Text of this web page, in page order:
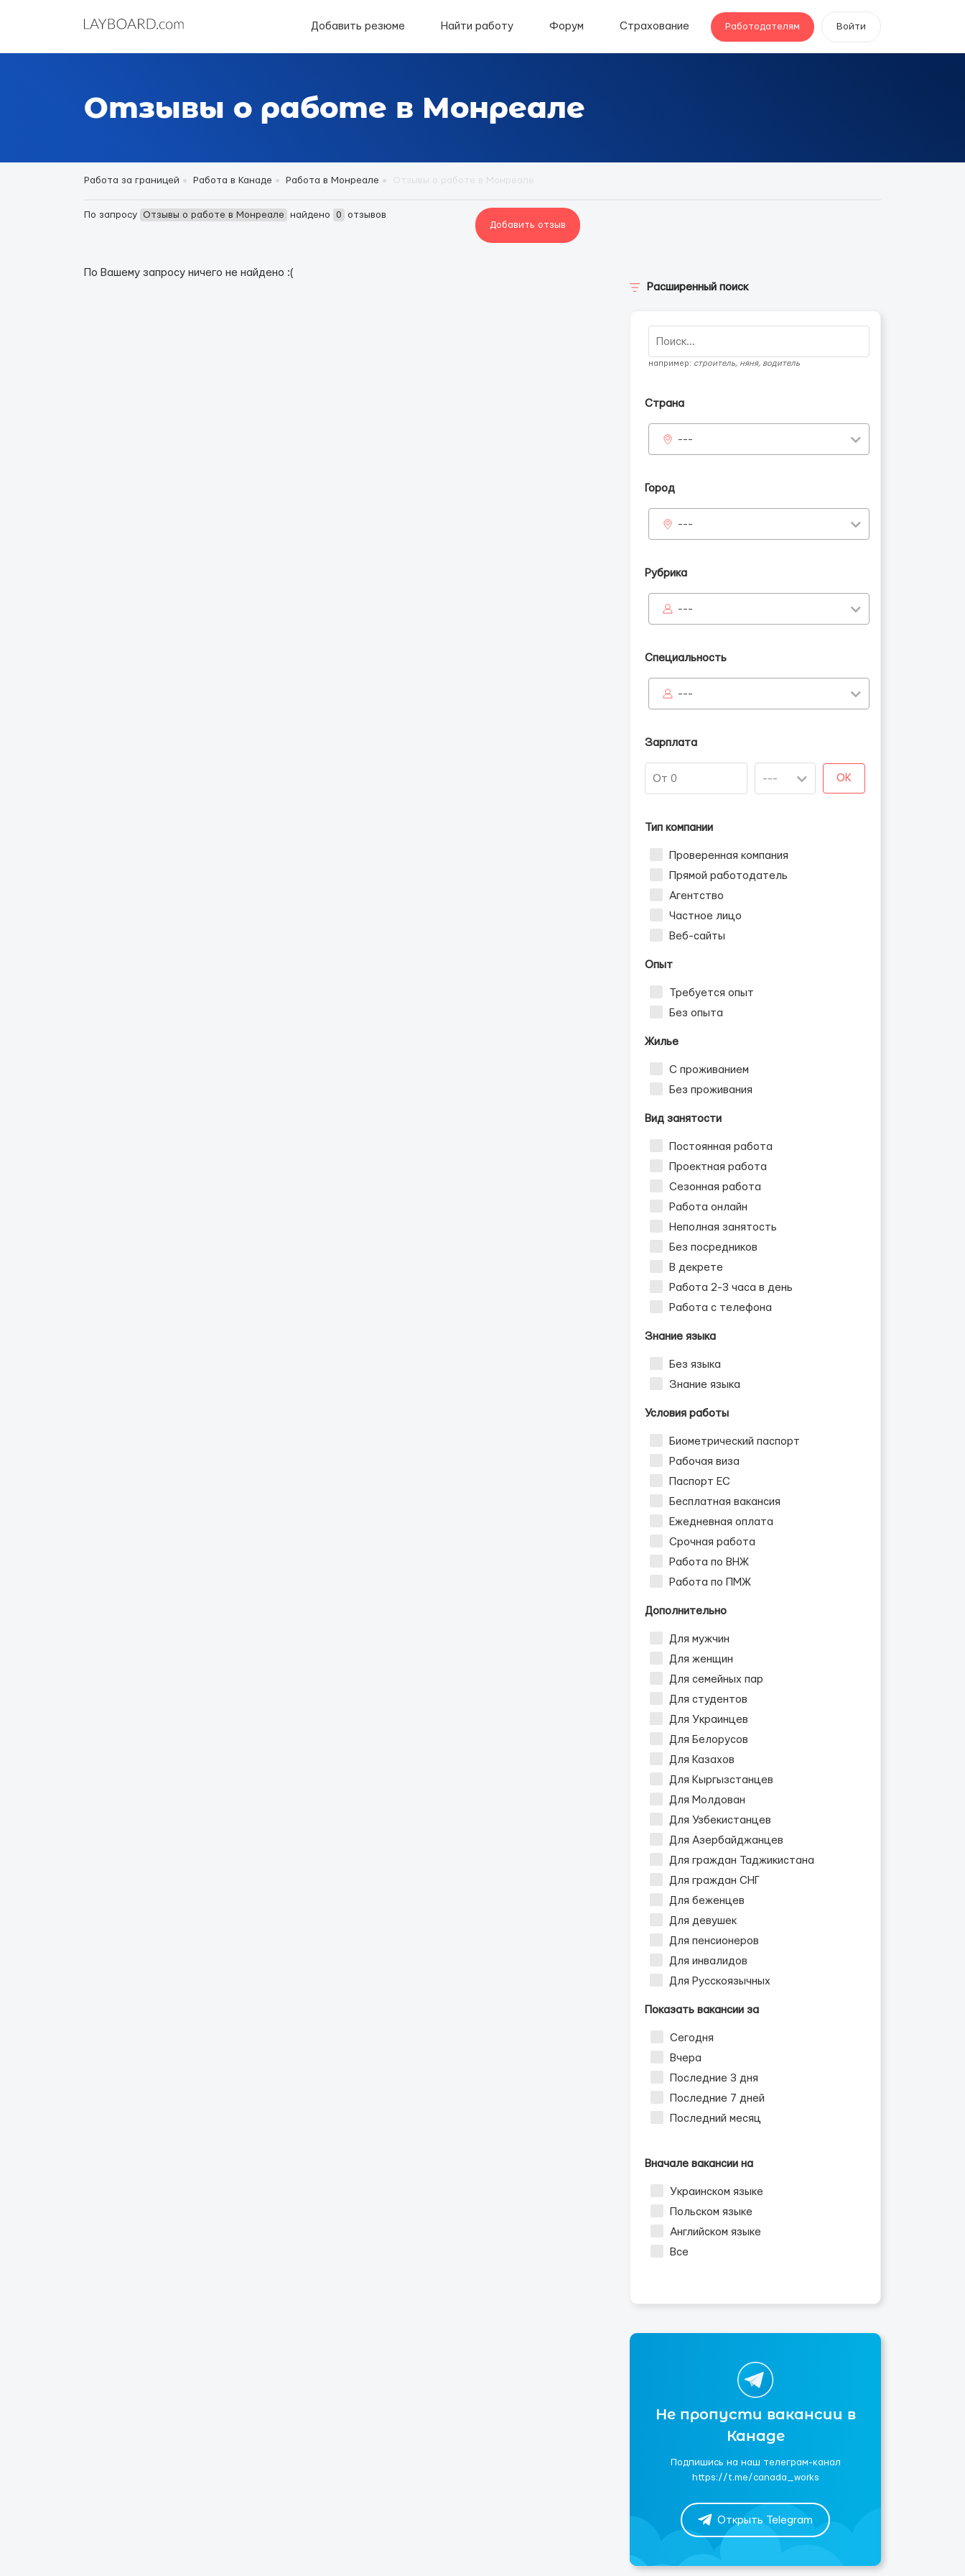
Добавить резюме Найти работу Форум Страхование Работодателям Войти
Отзывы о работе в Монреале
Работа за границей Работа в Канаде Работа в Монреале
По запросу Отзывы о работе в Монреале найдено 0
отзывов
Добавить отзыв
Расширенный поиск
например: строитель, няня, водитель
Страна
---
Город
---
Рубрика
---
Специальность
---
Зарплата
OK
Тип компании
Проверенная компания
Прямой работодатель
Агентство
Частное лицо
Веб-сайты
Опыт
Требуется опыт
Без опыта
Жилье
С проживанием
Без проживания
Вид занятости
Постоянная работа
Проектная работа
Сезонная работа
Работа онлайн
Неполная занятость
Без посредников
В декрете
Работа 2-3 часа в день
Работа с телефона
Знание языка
Без языка
Знание языка
Условия работы
Биометрический паспорт
Рабочая виза
Паспорт ЕС
Бесплатная вакансия
Ежедневная оплата
Срочная работа
Работа по ВНЖ
Работа по ПМЖ
Дополнительно
Для мужчин
Для женщин
Для семейных пар
Для студентов
Для Украинцев
Для Белорусов
Для Казахов
Для Кыргызстанцев
Для Молдован
Для Узбекистанцев
Для Азербайджанцев
Для граждан Таджикистана
Для граждан СНГ
Для беженцев
Для девушек
Для пенсионеров
Для инвалидов
Для Русскоязычных
Показать вакансии за
Сегодня
Вчера
Последние 3 дня
Последние 7 дней
Последний месяц
Вначале вакансии на
Украинском языке
Польском языке
Английском языке
Все
Не пропусти вакансии в
Канаде
Подпишись на наш телеграм-канал
https://t.me/canada_works
Открыть Telegram
По Вашему запросу ничего не найдено :(